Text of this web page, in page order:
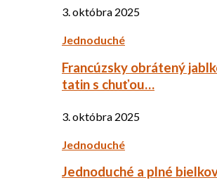
3. októbra 2025
Jednoduché
Francúzsky obrátený
tatin s chuťou…
3. októbra 2025
Jednoduché
Jednoduché a plné